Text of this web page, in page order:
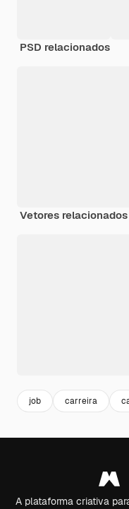
PSD relacionados
Vetores relacionados
job carreira
A plataforma criativa